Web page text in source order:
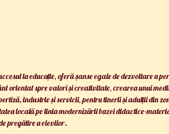
la educație, oferă șanse egale de dezvoltare a
orientat spre valori și creativitate, crearea unui
industrie și servicii, pentru tinerii și adulții din
locală pe linia modernizării bazei didactice-
pregătire a elevilor.